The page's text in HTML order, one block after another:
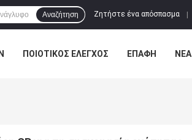
Ζητήστε ένα απόσπασμα
Αναζήτηση
ΠΟΙΟΤΙΚΌΣ ΈΛΕΓΧΟΣ ΕΠΑΦΉ ΝΈΑ